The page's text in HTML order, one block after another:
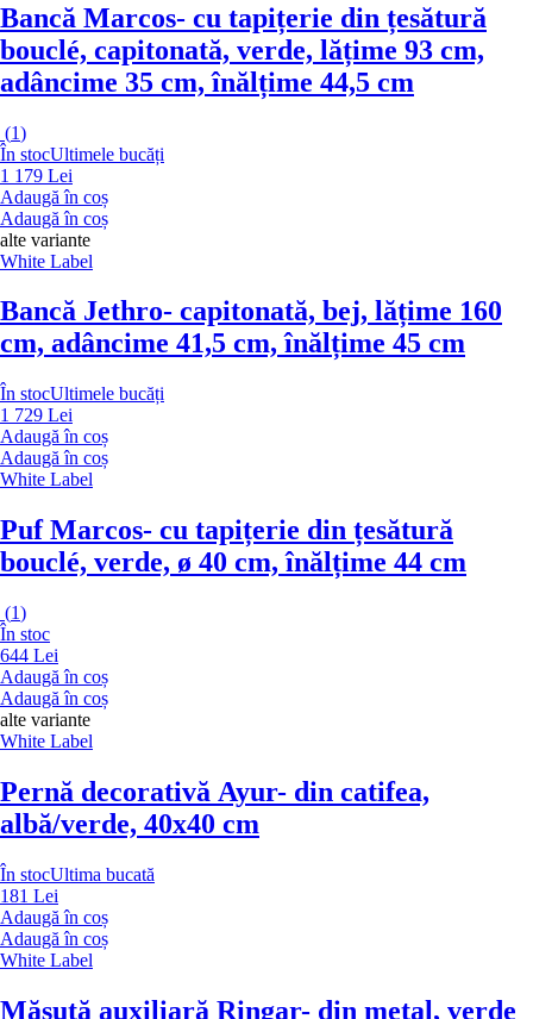
Bancă Marcos- cu tapițerie din țesătură
bouclé, capitonată, verde, lățime 93 cm,
adâncime 35 cm, înălțime 44,5 cm
(1)
În stocUltimele bucăți
1 179 Lei
Adaugă în coș
Adaugă în coș
alte variante
White Label
Bancă Jethro- capitonată, bej, lățime 160
cm, adâncime 41,5 cm, înălțime 45 cm
În stocUltimele bucăți
1 729 Lei
Adaugă în coș
Adaugă în coș
White Label
Puf Marcos- cu tapițerie din țesătură
bouclé, verde, ø 40 cm, înălțime 44 cm
(1)
În stoc
644 Lei
Adaugă în coș
Adaugă în coș
alte variante
White Label
Pernă decorativă Ayur- din catifea,
albă/verde, 40x40 cm
În stocUltima bucată
181 Lei
Adaugă în coș
Adaugă în coș
White Label
Măsuță auxiliară Ringar- din metal, verde